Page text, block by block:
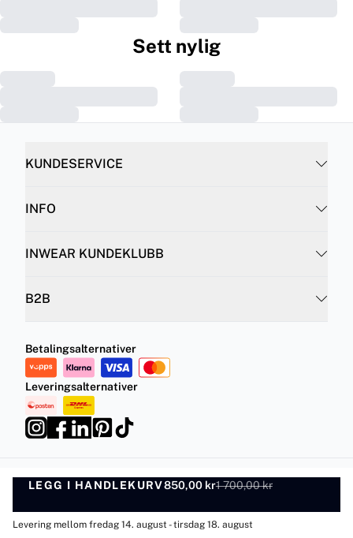
LEGG I HANDLEKURV850,00 kr1 700,00 kr
LEGG I HANDLEKURV
Levering mellom fredag 14. august - tirsdag 18. august
Sett nylig
KUNDESERVICE
INFO
INWEAR KUNDEKLUBB
B2B
Betalingsalternativer
Leveringsalternativer
Personvernregler Vilkår og betingelser
©DK Company Online AS2026